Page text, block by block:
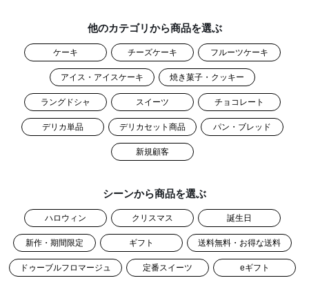
他のカテゴリから商品を選ぶ
ケーキ チーズケーキ フルーツケーキ
アイス・アイスケーキ 焼き菓子・クッキー
ラングドシャ スイーツ チョコレート
デリカ単品 デリカセット商品 パン・ブレッド
新規顧客
シーンから商品を選ぶ
ハロウィン クリスマス 誕生日
新作・期間限定 ギフト 送料無料・お得な送料
ドゥーブルフロマージュ 定番スイーツ eギフト